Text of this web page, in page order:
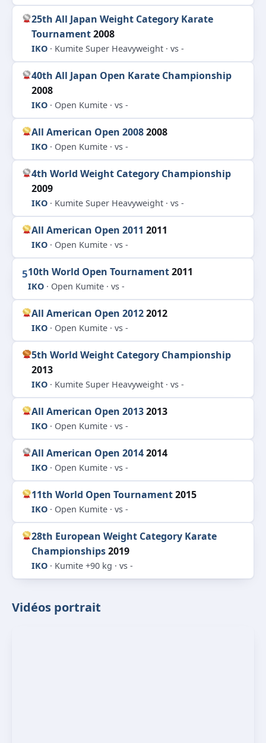
25th All Japan Weight Category Karate
Tournament2008
IKO · Kumite Super Heavyweight · vs -
40th All Japan Open Karate Championship
2008
IKO · Open Kumite · vs -
All American Open 20082008
IKO · Open Kumite · vs -
4th World Weight Category Championship
2009
IKO · Kumite Super Heavyweight · vs -
All American Open 2011 2011
IKO · Open Kumite · vs -
510th World Open Tournament2011
IKO · Open Kumite · vs -
All American Open 20122012
IKO · Open Kumite · vs -
5th World Weight Category Championship
2013
IKO · Kumite Super Heavyweight · vs -
All American Open 20132013
IKO · Open Kumite · vs -
All American Open 20142014
IKO · Open Kumite · vs -
11th World Open Tournament2015
IKO · Open Kumite · vs -
28th European Weight Category Karate
Championships2019
IKO · Kumite +90 kg · vs -
Vidéos portrait